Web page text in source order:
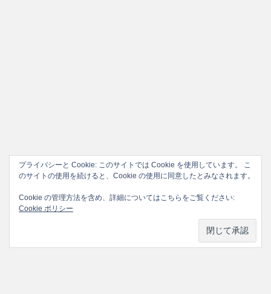
プライバシーと Cookie: このサイトでは Cookie を使用しています。 こ
のサイトの使用を続けると、Cookie の使用に同意したとみなされます。
Cookie の管理方法を含め、詳細についてはこちらをご覧ください:
Cookie ポリシー